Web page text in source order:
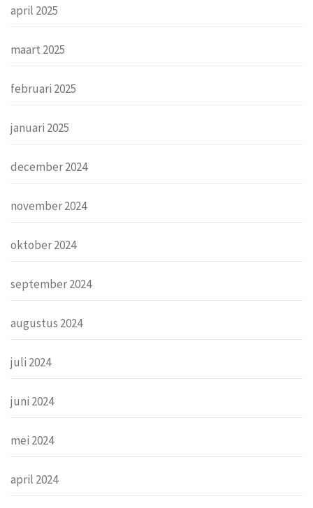
april 2025
maart 2025
februari 2025
januari 2025
december 2024
november 2024
oktober 2024
september 2024
augustus 2024
juli 2024
juni 2024
mei 2024
april 2024